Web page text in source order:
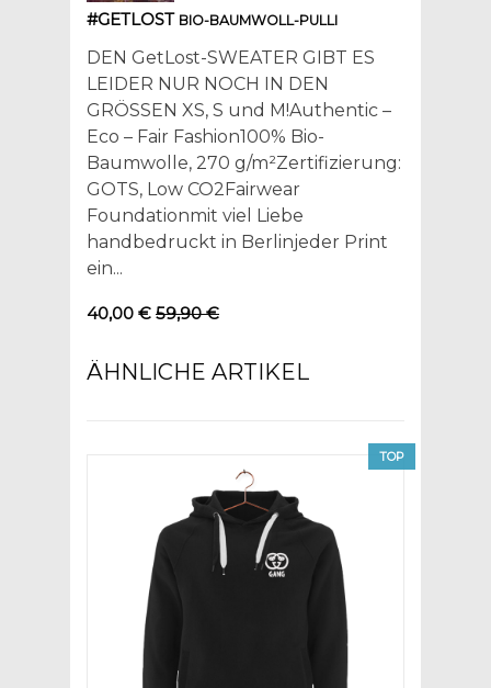
#GETLOST BIO-BAUMWOLL-PULLI
DEN GetLost-SWEATER GIBT ES
LEIDER NUR NOCH IN DEN
GRÖSSEN XS, S und M!Authentic –
Eco – Fair Fashion100% Bio-
Baumwolle, 270 g/m²Zertifizierung:
GOTS, Low CO2Fairwear
Foundationmit viel Liebe
handbedruckt in Berlinjeder Print
ein...
40,00 € 59,90 €
ÄHNLICHE ARTIKEL
TOP